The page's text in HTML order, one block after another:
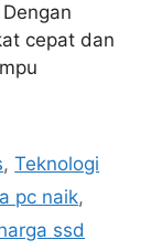
cepat dan
,Teknologi
pc naik,
ssd